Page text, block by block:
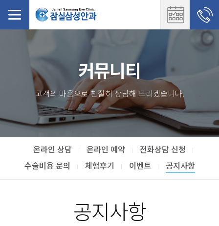
커뮤니티
고객의 마음으로 친절히 상담해 드리겠습니다.
온라인 상담 온라인 예약
전화상담 신청
수술비용 문의
체험후기 이벤트 공지사항
공지사항